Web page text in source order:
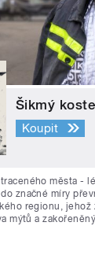
Šikmý
Koupit
města -
značné míry
regionu, jehož
mýtů a